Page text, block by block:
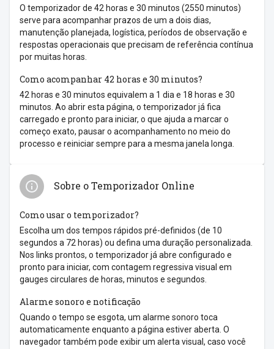
O temporizador de 42 horas e 30 minutos (2550 minutos)
serve para acompanhar prazos de um a dois dias,
manutenção planejada, logística, períodos de observação e
respostas operacionais que precisam de referência contínua
por muitas horas.
Como acompanhar 42 horas e 30 minutos?
42 horas e 30 minutos equivalem a 1 dia e 18 horas e 30
minutos. Ao abrir esta página, o temporizador já fica
carregado e pronto para iniciar, o que ajuda a marcar o
começo exato, pausar o acompanhamento no meio do
processo e reiniciar sempre para a mesma janela longa.
Sobre o Temporizador Online
Como usar o temporizador?
Escolha um dos tempos rápidos pré-definidos (de 10
segundos a 72 horas) ou defina uma duração personalizada.
Nos links prontos, o temporizador já abre configurado e
pronto para iniciar, com contagem regressiva visual em
gauges circulares de horas, minutos e segundos.
Alarme sonoro e notificação
Quando o tempo se esgota, um alarme sonoro toca
automaticamente enquanto a página estiver aberta. O
navegador também pode exibir um alerta visual, caso você